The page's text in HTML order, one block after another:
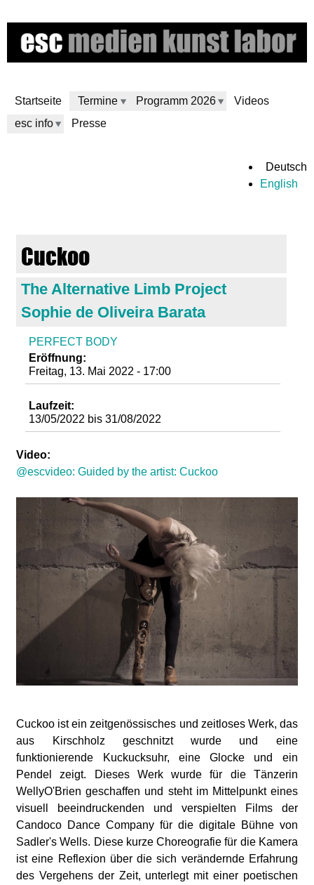
zum
Inhalt
Startseite Termine Programm 2026
Videos
esc info
Presse
m
k
u
s
o
Deutsch
English
Cuckoo
The Alternative Limb Project
Sophie de Oliveira Barata
PERFECT BODY
Eröffnung:
Freitag, 13. Mai 2022 - 17:00
Laufzeit:
13/05/2022 bis31/08/2022
Video:
@escvideo: Guided by the artist: Cuckoo
Cuckoo ist ein zeitgenössisches und zeitloses Werk, das
aus Kirschholz geschnitzt wurde und eine
funktionierende Kuckucksuhr, eine Glocke und ein
Pendel zeigt. Dieses Werk wurde für die Tänzerin
WellyO'Brien geschaffen und steht im Mittelpunkt eines
visuell beeindruckenden und verspielten Films der
Candoco Dance Company für die digitale Bühne von
Sadler's Wells. Diese kurze Choreografie für die Kamera
ist eine Reflexion über die sich verändernde Erfahrung
des Vergehens der Zeit, unterlegt mit einer poetischen